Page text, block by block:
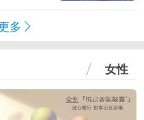
多
女性